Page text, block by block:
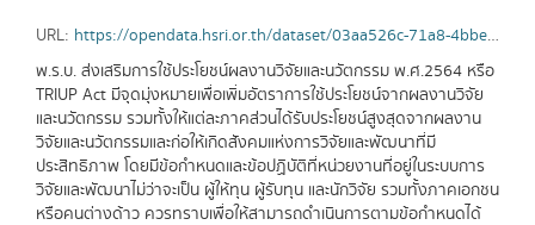
URL: https://opendata.hsri.or.th/dataset/03aa526c-71a8-4bbe-82d6-2c72916150bc/resource/799333a1-e28f-4d6b-a630-70b4e0427327/download/-triup-act-.pdf
พ.ร.บ. ส่งเสริมการใช้ประโยชน์ผลงานวิจัยและนวัตกรรม พ.ศ.2564 หรือ
TRIUP Act มีจุดมุ่งหมายเพื่อเพิ่มอัตราการใช้ประโยชน์จากผลงานวิจัย
และนวัตกรรม รวมทั้งให้แต่ละภาคส่วนได้รับประโยชน์สูงสุดจากผลงาน
วิจัยและนวัตกรรมและก่อให้เกิดสังคมแห่งการวิจัยและพัฒนาที่มี
ประสิทธิภาพ โดยมีข้อกำหนดและข้อปฏิบัติที่หน่วยงานที่อยู่ในระบบการ
วิจัยและพัฒนาไม่ว่าจะเป็น ผู้ให้ทุน ผู้รับทุน และนักวิจัย รวมทั้งภาคเอกชน
หรือคนต่างด้าว ควรทราบเพื่อให้สามารถดำเนินการตามข้อกำหนดได้